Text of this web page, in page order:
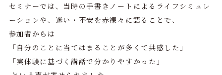
セミナーでは、当時の手書きノートによるライフシミュレ
ーションや、迷い・不安を赤裸々に語ることで、
参加者からは
「自分のことに当てはまることが多くて共感した」
「実体験に基づく講話で分かりやすかった」